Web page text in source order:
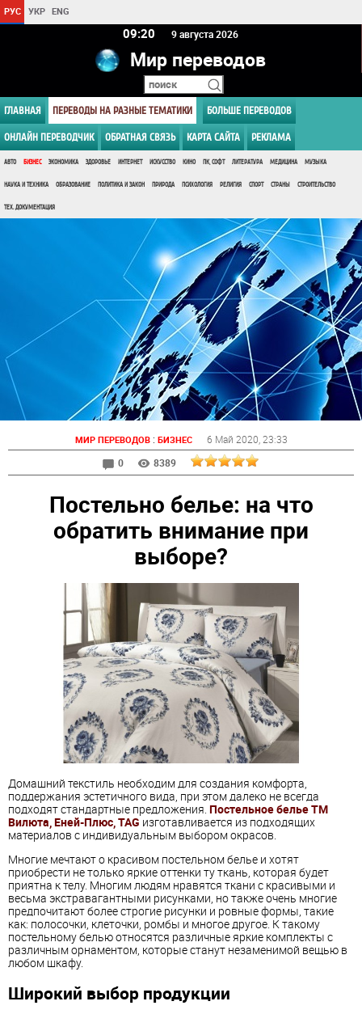
РУС УКР ENG
09 20 9 августа 2026
Мир переводов
ГЛАВНАЯ ПЕРЕВОДЫ НА РАЗНЫЕ ТЕМАТИКИ БОЛЬШЕ ПЕРЕВОДОВ
ОНЛАЙН ПЕРЕВОДЧИК ОБРАТНАЯ СВЯЗЬ КАРТА САЙТА РЕКЛАМА
АВТО БИЗНЕС ЭКОНОМИКА ЗДОРОВЬЕ ИНТЕРНЕТ ИСКУССТВО КИНО ПК, СОФТ ЛИТЕРАТУРА МЕДИЦИНА МУЗЫКА
НАУКА И ТЕХНИКА ОБРАЗОВАНИЕ ПОЛИТИКА И ЗАКОН ПРИРОДА ПСИХОЛОГИЯ РЕЛИГИЯ СПОРТ СТРАНЫ СТРОИТЕЛЬСТВО
ТЕХ. ДОКУМЕНТАЦИЯ
МИР ПЕРЕВОДОВ: БИЗНЕС 6 Май 2020 , 23:33
0
8389
Постельно белье: на что
обратить внимание при
выборе?
Домашний текстиль необходим для создания комфорта,
поддержания эстетичного вида, при этом далеко не всегда
подходят стандартные предложения. Постельное белье ТМ
Вилюта, Еней-Плюс, TAG изготавливается из подходящих
материалов с индивидуальным выбором окрасов.
Многие мечтают о красивом постельном белье и хотят
приобрести не только яркие оттенки ту ткань, которая будет
приятна к телу. Многим людям нравятся ткани с красивыми и
весьма экстравагантными рисунками, но также очень многие
предпочитают более строгие рисунки и ровные формы, такие
как: полосочки, клеточки, ромбы и многое другое. К такому
постельному белью относятся различные яркие комплекты с
различным орнаментом, которые станут незаменимой вещью в
любом шкафу.
Широкий выбор продукции